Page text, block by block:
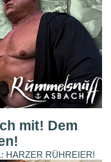
mit! Dem
HARZER RÜHREIER!